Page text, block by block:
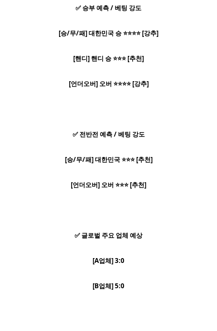
✅ 승부 예측 / 베팅 강도
[승/무/패] 대한민국 승 ⭐⭐⭐⭐ [강추]
[핸디] 핸디 승 ⭐⭐⭐ [추천]
[언더오버] 오버 ⭐⭐⭐⭐ [강추]
✅ 전반전 예측 / 베팅 강도
[승/무/패] 대한민국 ⭐⭐⭐ [추천]
[언더오버] 오버 ⭐⭐⭐ [추천]
✅ 글로벌 주요 업체 예상
[A업체] 3:0
[B업체] 5:0